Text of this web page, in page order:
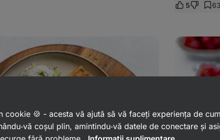
5 63
Prăjitură
cu
de
cookie 🍪 - acesta vă ajută să vă faceți experiența de
coșul plin, amintindu‑vă datele de conectare și